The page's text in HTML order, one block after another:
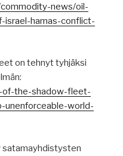
news/oil-
israel-hamas-conflict-
on tehnyt tyhjäksi
the-shadow-fleet-
unenforceable-world-
satamayhdistysten